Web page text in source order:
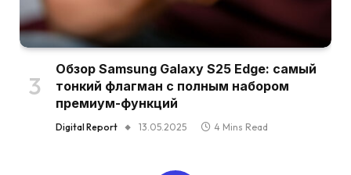
Обзор Samsung Galaxy S25 Edge: самый
тонкий флагман с полным набором
премиум-функций
Digital Report 13.05.2025 4 Mins Read